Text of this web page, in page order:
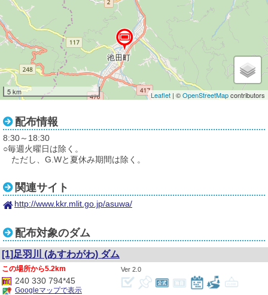
5 km Leaflet | ©OpenStreetMapcontributors
配布情報
8:30～18:30
○毎週火曜日は除く。
ただし、G.Wと夏休み期間は除く。
関連サイト
http://www.kkr.mlit.go.jp/asuwa/
配布対象のダム
[1]足羽川 (あすわがわ) ダム
2.0
5.2km
240 330 794*45
Googleマップで表示